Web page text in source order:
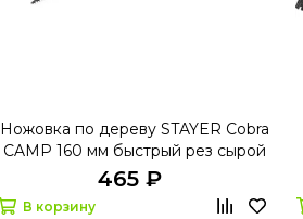
Ножовка по дереву STAYER Cobra
CAMP 160 мм быстрый рез сырой
древесины
465 ₽
В корзину